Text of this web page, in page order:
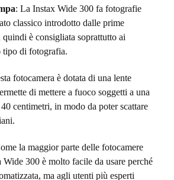
: La Instax Wide 300 fa fotografie
classico introdotto dalle prime
è consigliata soprattutto ai
tipo di fotografia.
fotocamera è dotata di una lente
di mettere a fuoco soggetti a una
centimetri, in modo da poter scattare
la maggior parte delle fotocamere
Wide 300 è molto facile da usare perché
ma agli utenti più esperti